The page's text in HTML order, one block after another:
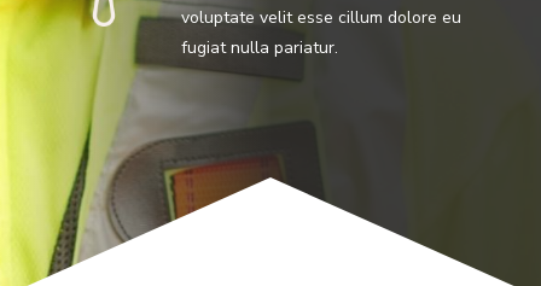
voluptate velit esse cillum dolore eu
fugiat nulla pariatur.